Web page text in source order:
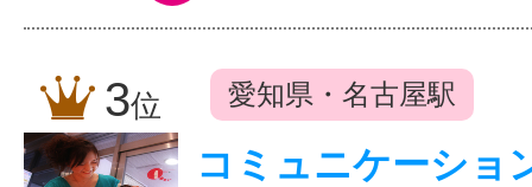
3位 愛知県・名古屋駅
コミュニケーショ